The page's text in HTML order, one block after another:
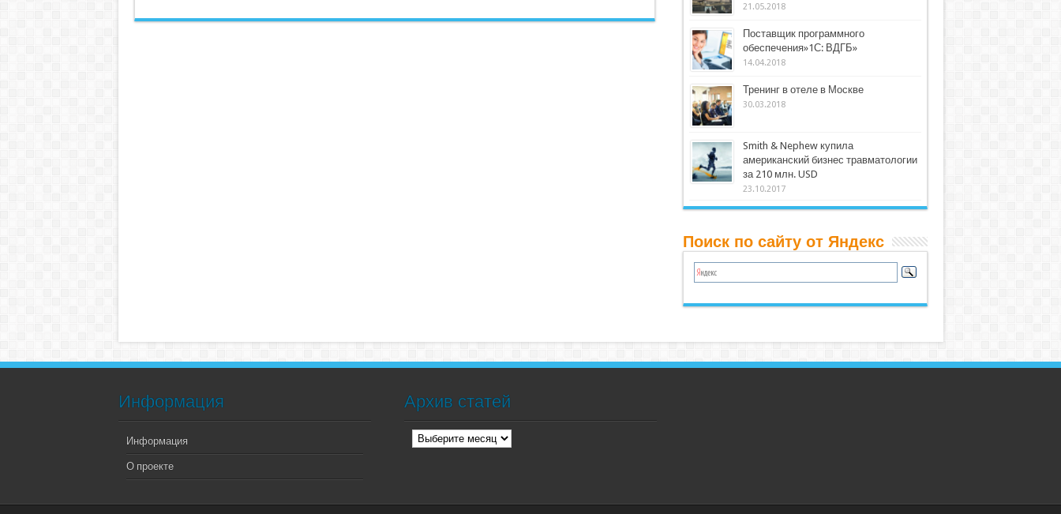
21.05.2018
Поставщик программного
обеспечения»1С: ВДГБ»
14.04.2018
Тренинг в отеле в Москве
30.03.2018
Smith & Nephew купила
американский бизнес травматологии
за 210 млн. USD
23.10.2017
Поиск по сайту от Яндекс
Информация
Информация
О проекте
Архив статей
Архив
статей